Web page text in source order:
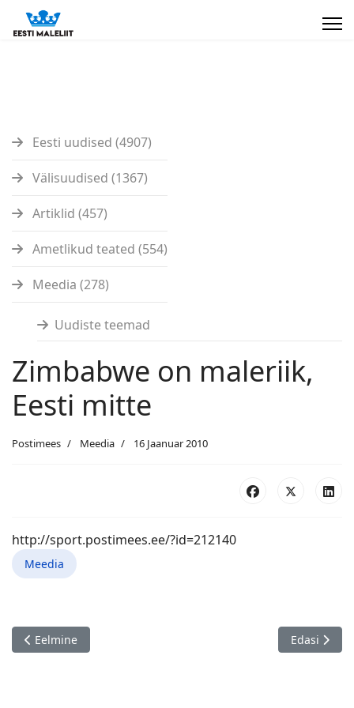
Eesti uudised (4907)
Välisuudised (1367)
Artiklid (457)
Ametlikud teated (554)
Meedia (278)
Uudiste teemad
Zimbabwe on maleriik,
Eesti mitte
Postimees Meedia 16 Jaanuar 2010
http://sport.postimees.ee/?id=212140
Meedia
Eelmine artikkel: Ukraina malejuht astus tagasi. Kuidas käitub
Eelmine Järgmine
Edasi